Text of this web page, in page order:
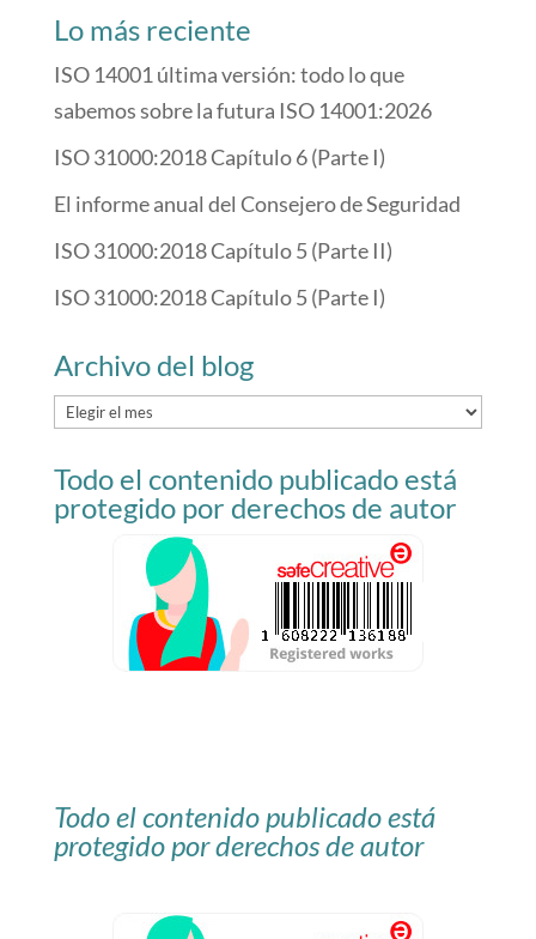
Lo más reciente
ISO 14001 última versión: todo lo que
sabemos sobre la futura ISO 14001:2026
ISO 31000:2018 Capítulo 6 (Parte I)
El informe anual del Consejero de Seguridad
ISO 31000:2018 Capítulo 5 (Parte II)
ISO 31000:2018 Capítulo 5 (Parte I)
Archivo del blog
Archivo
blog
Todo el contenido publicado está
protegido por derechos de autor
Todo el contenido publicado está
protegido por derechos de autor